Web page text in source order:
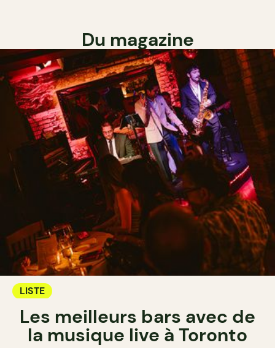
Du magazine
LISTE
Les meilleurs bars avec de
la musique live à Toronto